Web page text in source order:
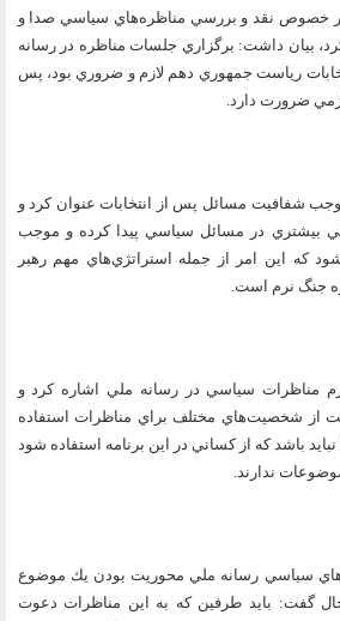
خصوص نقد و بررسي مناظره‌هاي سياسي صدا و
بيان داشت: برگزاري جلسات مناظره در رسانه
رياست جمهوري دهم لازم و ضروري بود، پس
ضرورت دارد.
شفافيت مسائل پس از انتخابات عنوان كرد و
بيشتري در مسائل سياسي پيدا كرده و موجب
كه اين امر از جمله استراتژي‌هاي مهم رهبر
جنگ نرم است.
مناظرات سياسي در رسانه ملي اشاره كرد و
از شخصيت‌هاي مختلف براي مناظرات استفاده
باشد كه از كساني در اين برنامه استفاده شود
ندارند.
سياسي رسانه ملي محوريت بودن يك موضوع
گفت: بايد طرفين كه به اين مناظرات دعوت